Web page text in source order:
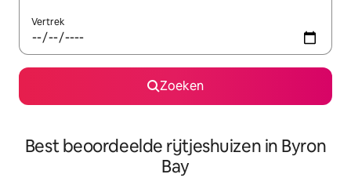
Vertrek
Zoeken
Best beoordeelde rijtjeshuizen in Byron
Bay